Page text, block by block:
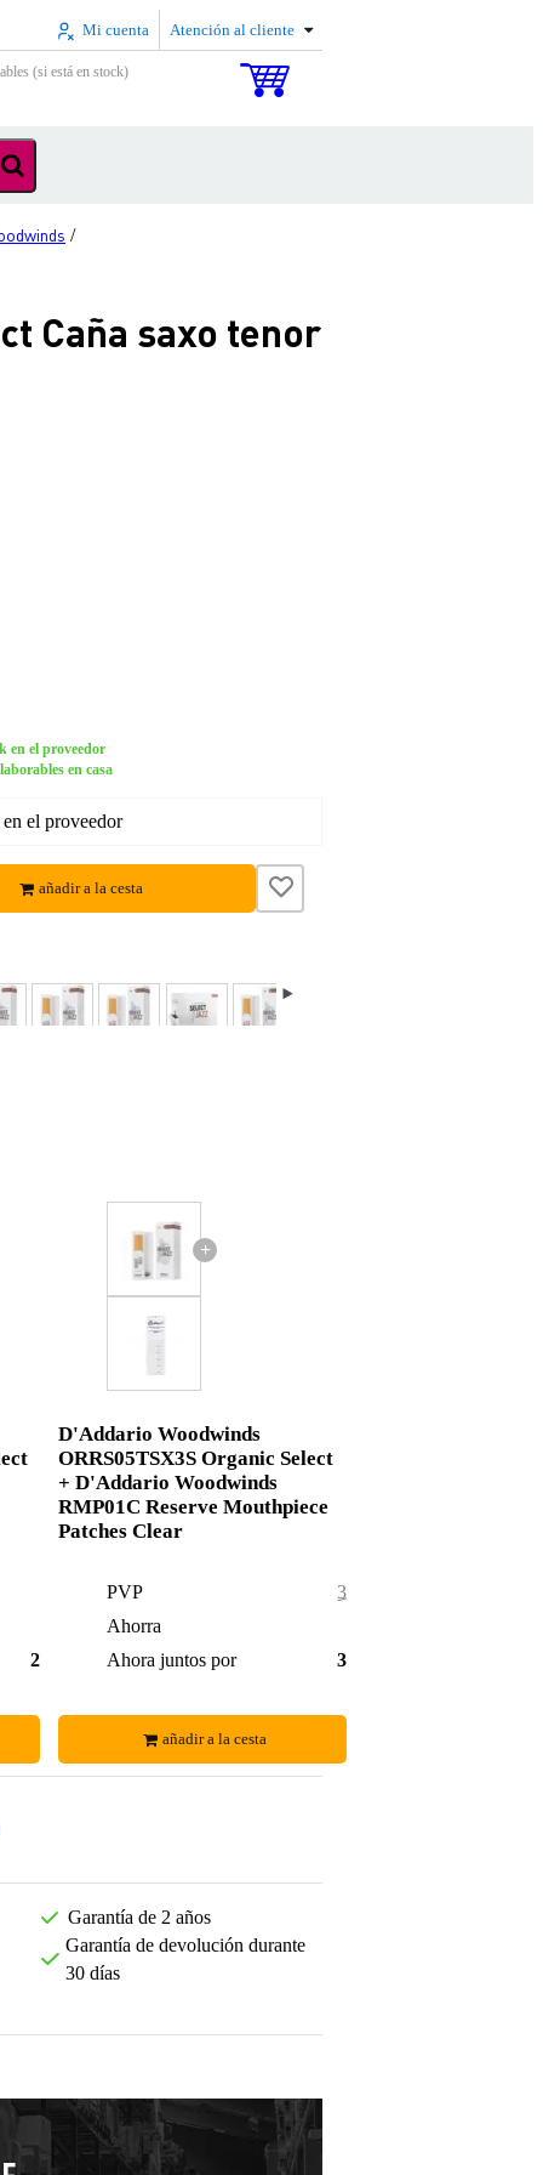
Mi cuenta Atención al cliente
(si está en stock)
/
Caña saxo tenor
en el proveedor
en casa
el proveedor
añadir a la cesta
26,89 €
+
D'Addario Woodwinds
ORRS05TSX3S Organic Select
+ D'Addario Woodwinds
RMP01C Reserve Mouthpiece
Patches Clear
PVP
33,45 €
Ahorra
Ahora juntos por
33,00 €
añadir a la cesta
Garantía de 2 años
Garantía de devolución durante
30 días